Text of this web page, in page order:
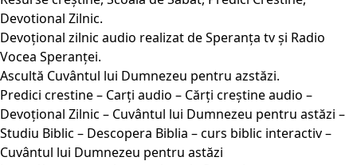
Devotional Zilnic.
Devoțional zilnic audio realizat de Speranța tv și Radio
Vocea Speranței.
Ascultă Cuvântul lui Dumnezeu pentru azstăzi.
Predici crestine – Carți audio – Cărți creștine audio –
Devoțional Zilnic – Cuvântul lui Dumnezeu pentru astăzi –
Studiu Biblic – Descopera Biblia – curs biblic interactiv –
Cuvântul lui Dumnezeu pentru astăzi